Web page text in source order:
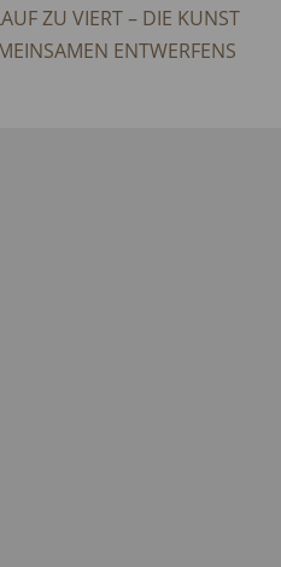
ZU VIERT – DIE KUNST
ENTWERFENS